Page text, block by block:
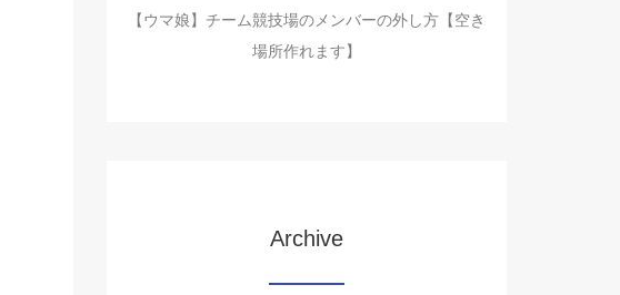
【ウマ娘】チーム競技場のメンバーの外し方【空き
場所作れます】
Archive